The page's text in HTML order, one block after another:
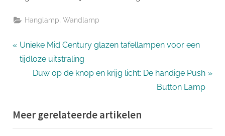
Hanglamp ,Wandlamp
Bericht
navigatie
P
r
o
u
Unieke Mid Century glazen tafellampen voor een
tijdloze uitstraling
N
t
P
Duw op de knop en krijg licht: De handige Push
Button Lamp
Meer gerelateerde artikelen